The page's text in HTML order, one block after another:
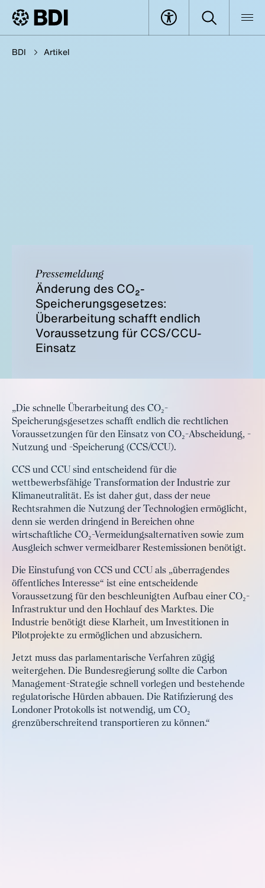
BDI Artikel
Pressemeldung
Änderung des CO₂-
Speicherungsgesetzes:
Überarbeitung schafft endlich
Voraussetzung für CCS/CCU-
Einsatz
„Die schnelle Überarbeitung des CO₂-
Speicherungsgesetzes schafft endlich die rechtlichen
Voraussetzungen für den Einsatz von CO₂-Abscheidung, -
Nutzung und -Speicherung (CCS/CCU).
CCS und CCU sind entscheidend für die
wettbewerbsfähige Transformation der Industrie zur
Klimaneutralität. Es ist daher gut, dass der neue
Rechtsrahmen die Nutzung der Technologien ermöglicht,
denn sie werden dringend in Bereichen ohne
wirtschaftliche CO₂-Vermeidungsalternativen sowie zum
Ausgleich schwer vermeidbarer Restemissionen benötigt.
Die Einstufung von CCS und CCU als „überragendes
öffentliches Interesse“ ist eine entscheidende
Voraussetzung für den beschleunigten Aufbau einer CO₂-
Infrastruktur und den Hochlauf des Marktes. Die
Industrie benötigt diese Klarheit, um Investitionen in
Pilotprojekte zu ermöglichen und abzusichern.
Jetzt muss das parlamentarische Verfahren zügig
weitergehen. Die Bundesregierung sollte die Carbon
Management-Strategie schnell vorlegen und bestehende
regulatorische Hürden abbauen. Die Ratifizierung des
Londoner Protokolls ist notwendig, um CO₂
grenzüberschreitend transportieren zu können.“